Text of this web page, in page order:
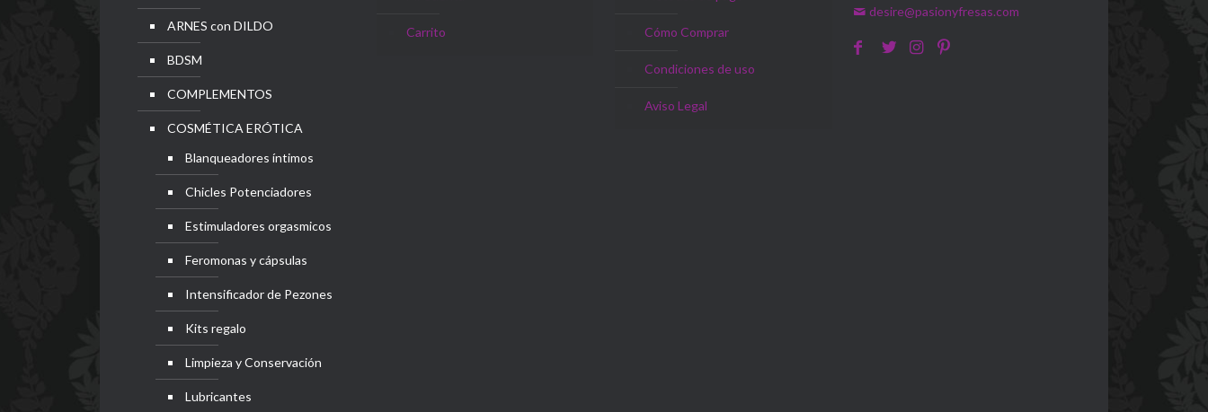
ARNES con DILDO
BDSM
COMPLEMENTOS
COSMÉTICA ERÓTICA
Blanqueadores íntimos
Chicles Potenciadores
Estimuladores orgasmicos
Feromonas y cápsulas
Intensificador de Pezones
Kits regalo
Limpieza y Conservación
Lubricantes
Carrito Cómo Comprar
Condiciones de uso
Aviso Legal
desire@pasionyfresas.com